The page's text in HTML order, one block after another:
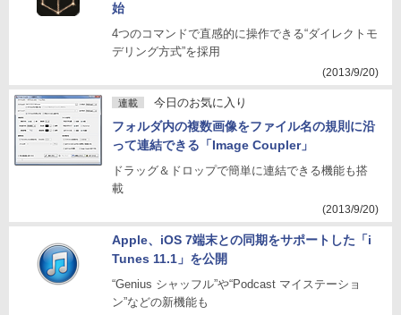
始
4つのコマンドで直感的に操作できる“ダイレクトモ
デリング方式”を採用
(2013/9/20)
連載 今日のお気に入り
フォルダ内の複数画像をファイル名の規則に沿
って連結できる「Image Coupler」
ドラッグ＆ドロップで簡単に連結できる機能も搭
載
(2013/9/20)
Apple、iOS 7端末との同期をサポートした「i
Tunes 11.1」を公開
“Genius シャッフル”や“Podcast マイステーショ
ン”などの新機能も